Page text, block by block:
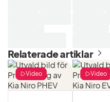
Relaterade artiklar
Video Video